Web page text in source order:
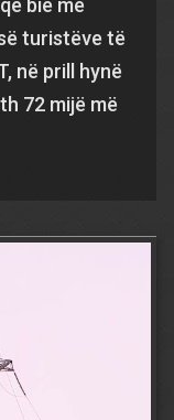
bie më
turistëve të
në prill hynë
72 mijë më